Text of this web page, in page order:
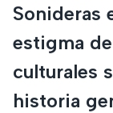
Sonideras
estigma
culturales
historia